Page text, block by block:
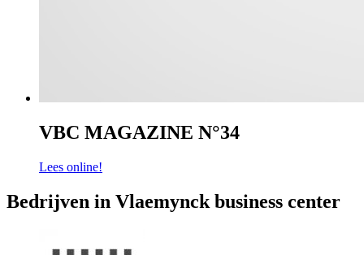
VBC MAGAZINE N°34
Lees online!
Bedrijven in Vlaemynck business center